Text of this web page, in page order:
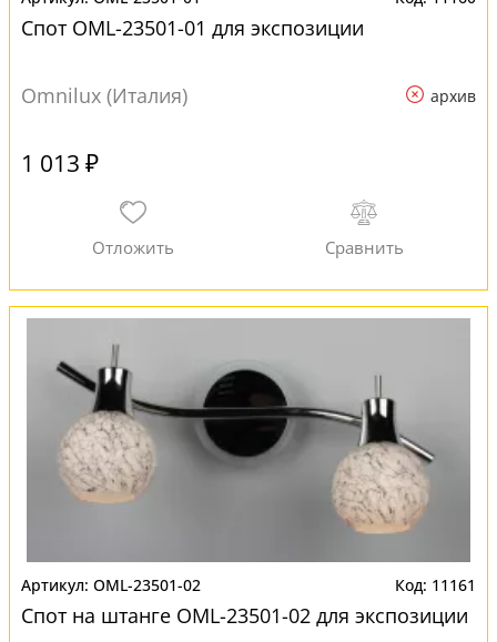
Спот OML-23501-01 для экспозиции
Omnilux (Италия) архив
1 013 ₽
OML-23501-02 11161
Спот на штанге OML-23501-02 для экспозиции